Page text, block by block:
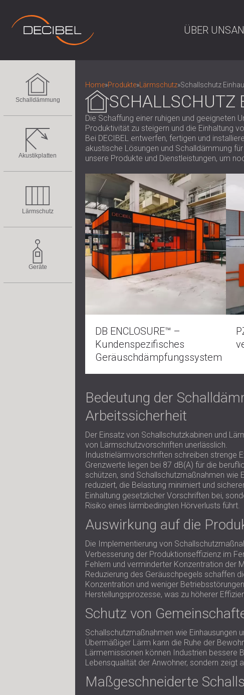
ÜBER UNS
Schalldämmung
Akustikplatten
Lärmschutz
Geräte
Home»Produkte» Lärmschutz»Schallschutz
SCHALLSCHUTZ
Die Schaffung einer ruhigen und geeigneten
Produktivität zu steigern und die Einhaltung
Bei DECIBEL entwerfen, fertigen und
akustische Lösungen und Schalldämmung
unsere Produkte und Dienstleistungen, um
DB ENCLOSURE™ –
Kundenspezifisches
Geräuschdämpfungssystem
Bedeutung der
Arbeitssicherheit
Der Einsatz von Schallschutzkabinen und
von Lärmschutzvorschriften unerlässlich.
Industrielärmvorschriften schreiben strenge
Grenzwerte liegen bei 87 dB(A) für die
schützen, sind Schallschutzmaßnahmen wie
reduziert, die Belastung minimiert und
Einhaltung gesetzlicher Vorschriften bei,
Risiko eines lärmbedingten Hörverlusts führt.
Auswirkung auf die
Die Implementierung von
Verbesserung der Produktionseffizienz im
Fehlern und verminderter Konzentration der
Reduzierung des Geräuschpegels schaffen
Konzentration und weniger
Herstellungsprozesse, was zu höherer
Schutz von
Schallschutzmaßnahmen wie Einhausungen
Übermäßiger Lärm kann die Ruhe der
Lärmemissionen können Industrien bessere
Lebensqualität der Anwohner, sondern zeigt
Maßgeschneiderte